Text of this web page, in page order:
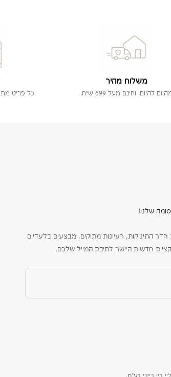
משלוח מהיר
להיום, וחינם מעל 699 ש"ח. כל פריט
שלנו!
התינוקות, רעיונות מתוקים, מבצעים בלעדיים
חדשות היישר לתיבת המייל שלכם.
ביי בייבי בע״מ.